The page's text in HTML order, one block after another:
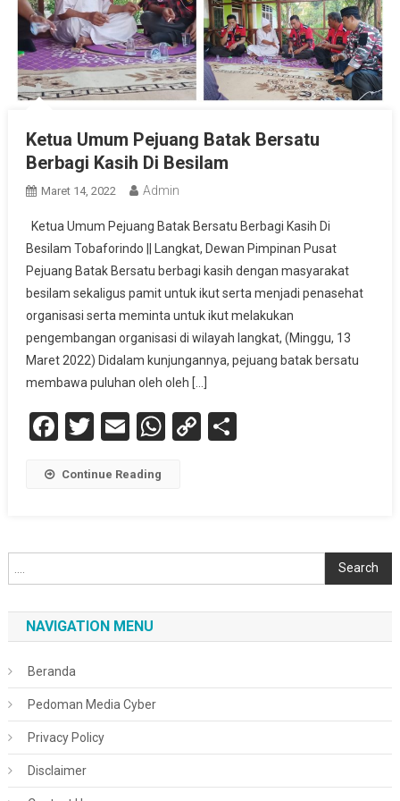
Ketua Umum Pejuang Batak Bersatu
Berbagi Kasih Di Besilam
Maret 14, 2022 Admin
Ketua Umum Pejuang Batak Bersatu Berbagi Kasih Di
Besilam Tobaforindo || Langkat, Dewan Pimpinan Pusat
Pejuang Batak Bersatu berbagi kasih dengan masyarakat
besilam sekaligus pamit untuk ikut serta menjadi penasehat
organisasi serta meminta untuk ikut melakukan
pengembangan organisasi di wilayah langkat, (Minggu, 13
Maret 2022) Didalam kunjungannya, pejuang batak bersatu
membawa puluhan oleh oleh […]
Facebook
Twitter
EmailWhatsApp
CopyShare
Continue Reading
Search
NAVIGATION MENU
Beranda
Pedoman Media Cyber
Privacy Policy
Disclaimer